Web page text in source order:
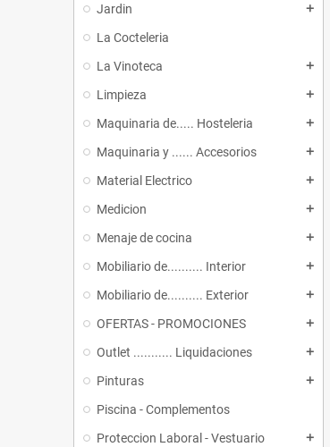
Jardin add
La Cocteleria
La Vinoteca
add
Limpieza add
Maquinaria de..... Hosteleria add
Maquinaria y ...... Accesorios add
Material Electrico add
Medicion add
Menaje de cocina add
Mobiliario de.......... Interior add
Mobiliario de.......... Exterior add
OFERTAS - PROMOCIONES add
Outlet ........... Liquidaciones add
Pinturas add
Piscina - Complementos
Proteccion Laboral - Vestuario
add